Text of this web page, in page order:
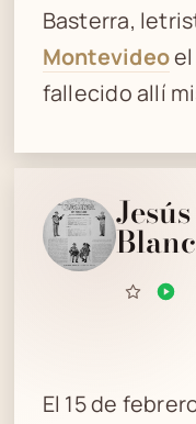
Basterra,
Montevideoel
fallecido allí
El 15 de